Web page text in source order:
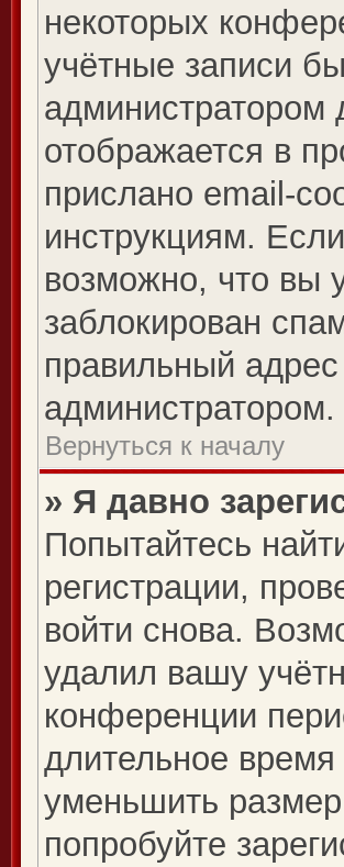
некоторых
учётные записи
администратором
отображается в
прислано email-
инструкциям.
возможно, что вы
заблокирован
правильный
администратором.
Вернуться к началу
» Я давно
Попытайтесь
регистрации,
войти снова.
удалил вашу
конференции
длительное
уменьшить
попробуйте